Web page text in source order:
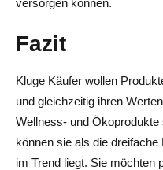
versorgen können.
Fazit
Kluge Käufer wollen
und gleichzeitig ihren
Wellness- und
können sie als die
im Trend liegt. Sie möchten